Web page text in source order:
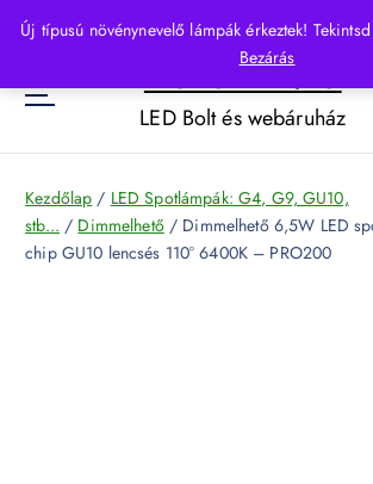
Új típusú növénynevelő lámpák érkeztek!
Bezárás
p
o
HelloLED.hu
LED Bolt és webáruház
Kezdőlap / LED Spotlámpák: G4, G9, GU10,
stb... / Dimmelhető/ Dimmelhető 6,5W LED
chip GU10 lencsés 110° 6400K – PRO200